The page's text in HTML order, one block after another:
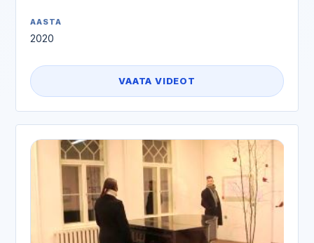
AASTA
2020
VAATA VIDEOT